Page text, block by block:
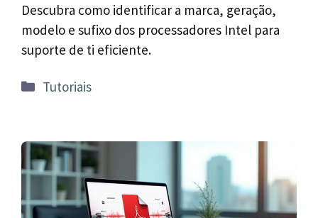
Descubra como identificar a marca, geração,
modelo e sufixo dos processadores Intel para
suporte de ti eficiente.
Categorias
Tutoriais